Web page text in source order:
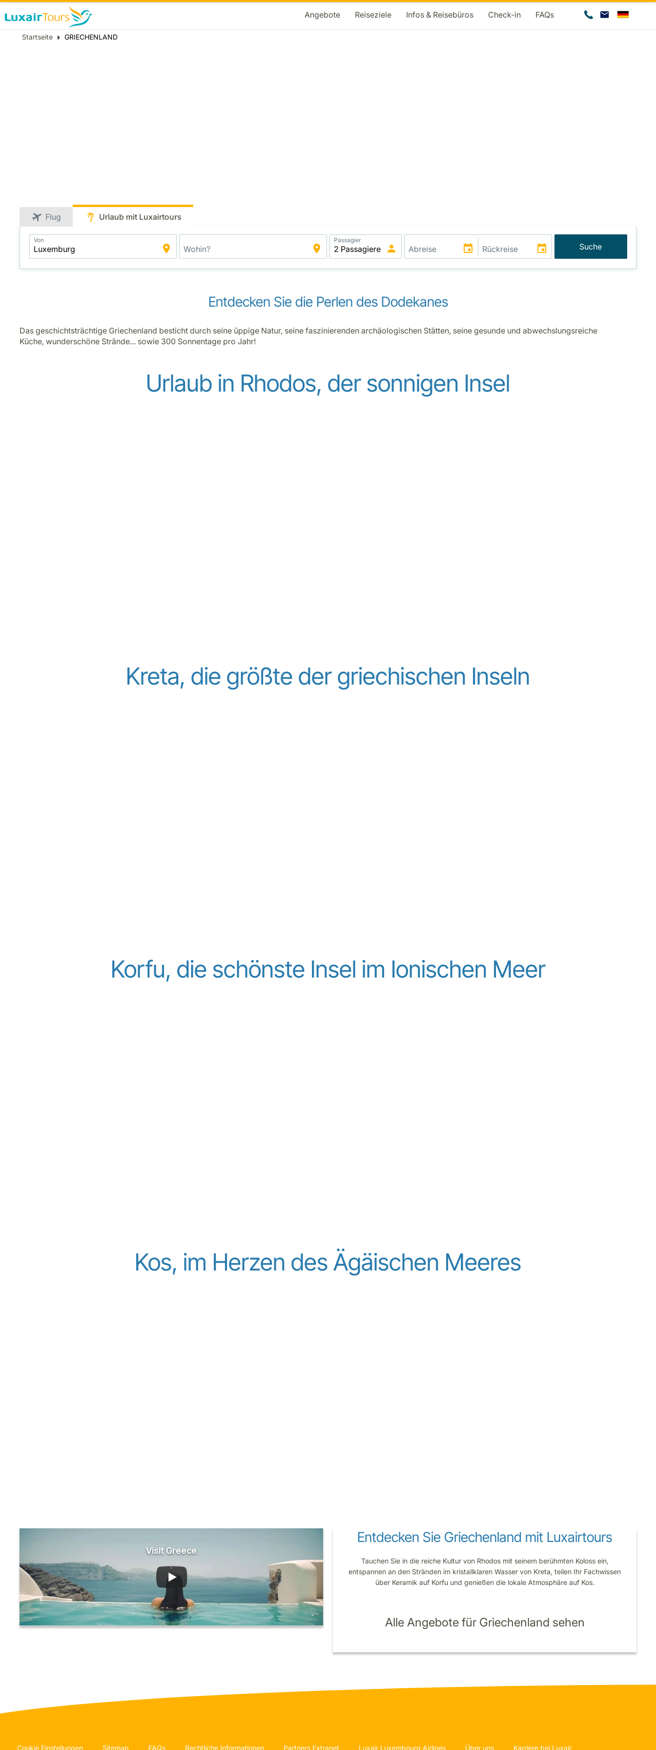
Angebote Reiseziele Infos & Reisebüros Check-in FAQs
Breadcrumb
Startseite GRIECHENLAND
Flug Urlaub mit Luxairtours
Application
Intelligent
Package
Search
Von Passagier
Suche
Entdecken Sie die Perlen des Dodekanes
Das geschichtsträchtige Griechenland besticht durch seine üppige Natur, seine faszinierenden archäologischen Stätten, seine gesunde und abwechslungsreiche
Küche, wunderschöne Strände... sowie 300 Sonnentage pro Jahr!
Urlaub in Rhodos, der sonnigen Insel
Kreta, die größte der griechischen Inseln
Korfu, die schönste Insel im Ionischen Meer
Kos, im Herzen des Ägäischen Meeres
.
Visit Greece
.
.
Entdecken Sie Griechenland mit Luxairtours
Tauchen Sie in die reiche Kultur von Rhodos mit seinem berühmten Koloss ein,
entspannen an den Stränden im kristallklaren Wasser von Kreta, teilen Ihr Fachwissen
über Keramik auf Korfu und genießen die lokale Atmosphäre auf Kos.
Alle Angebote für Griechenland sehen
Cookie Einstellungen Sitemap FAQs Rechtliche Informationen Partners Extranet Luxair Luxembourg Airlines Über uns Karriere bei Luxair